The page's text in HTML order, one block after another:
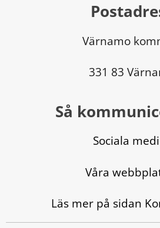
Värnamo
331 83
Så
Sociala
Våra
Läs mer på sidan